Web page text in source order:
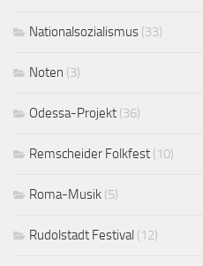
Nationalsozialismus (33)
Noten (3)
Odessa-Projekt (36)
Remscheider Folkfest (10)
Roma-Musik (5)
Rudolstadt Festival (12)